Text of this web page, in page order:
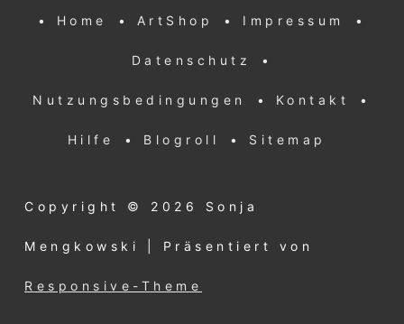
Footer-
• Home • ArtShop • Impressum •
Datenschutz •
Nutzungsbedingungen • Kontakt •
Hilfe • Blogroll • Sitemap
Copyright © 2026 Sonja
Mengkowski | Präsentiert von
Responsive-Theme